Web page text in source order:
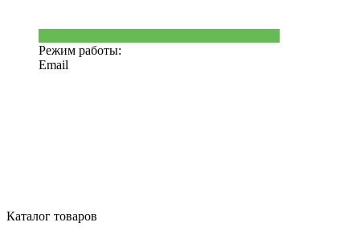
Режим работы:
Email
Каталог товаров